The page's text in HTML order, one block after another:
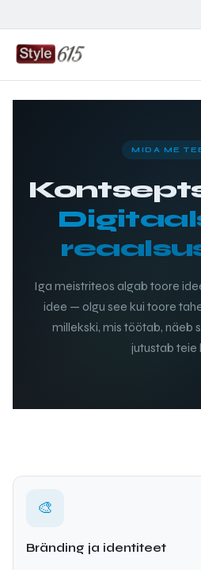
MIDA ME
Iga meistriteos algab toore
idee — olgu see kui toore
millekski, mis töötab, näeb
jutustab teie
🎨
Bränding ja identiteet